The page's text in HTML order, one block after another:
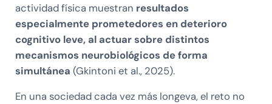
actividad física muestran resultados
especialmente prometedores en deterioro
cognitivo leve, al actuar sobre distintos
mecanismos neurobiológicos de forma
simultánea (Gkintoni et al., 2025).
En una sociedad cada vez más longeva, el reto no